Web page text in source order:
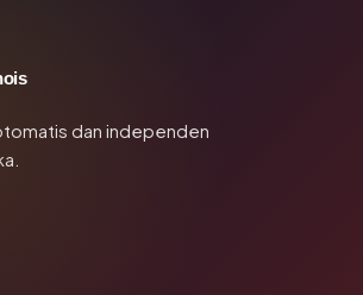
dan independen